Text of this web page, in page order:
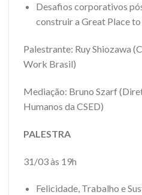
Desafios corporativos
construir a Great Place
Palestrante: Ruy Shiozawa
Work Brasil)
Mediação: Bruno Szarf
Humanos da CSED)
PALESTRA
31/03 às 19h
Felicidade, Trabalho e